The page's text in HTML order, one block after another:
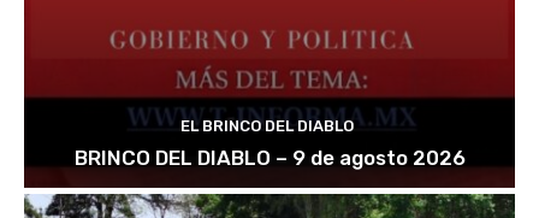
EL BRINCO DEL DIABLO
BRINCO DEL DIABLO – 9 de agosto 2026